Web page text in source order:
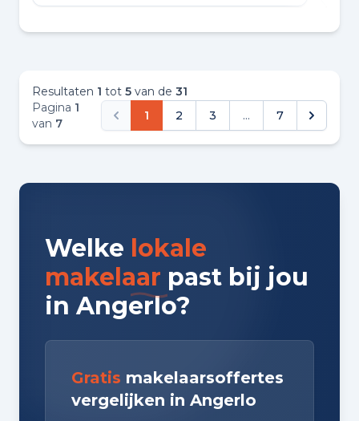
Resultaten 1 tot 5 van de 31
Pagina 1
van 7
1 2 3 ... 7
Welke lokale
makelaar past bij jou
in Angerlo?
Gratis makelaarsoffertes
vergelijken in Angerlo